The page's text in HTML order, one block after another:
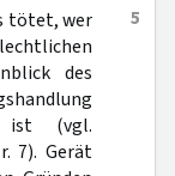
5
tötet, wer
des
ist (vgl.
7). Gerät